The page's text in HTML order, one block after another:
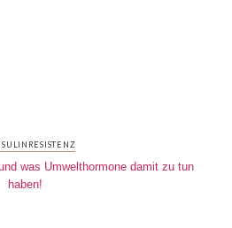
was Umwelthormone damit zu tun
haben!